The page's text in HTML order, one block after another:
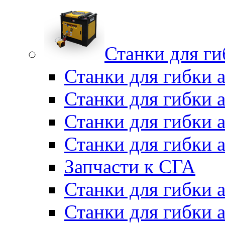
Станки для
Станки для гибки
Станки для гибки
Станки для гибки
Станки для гибки
Запчасти к СГА
Станки для гибки
Станки для гибки